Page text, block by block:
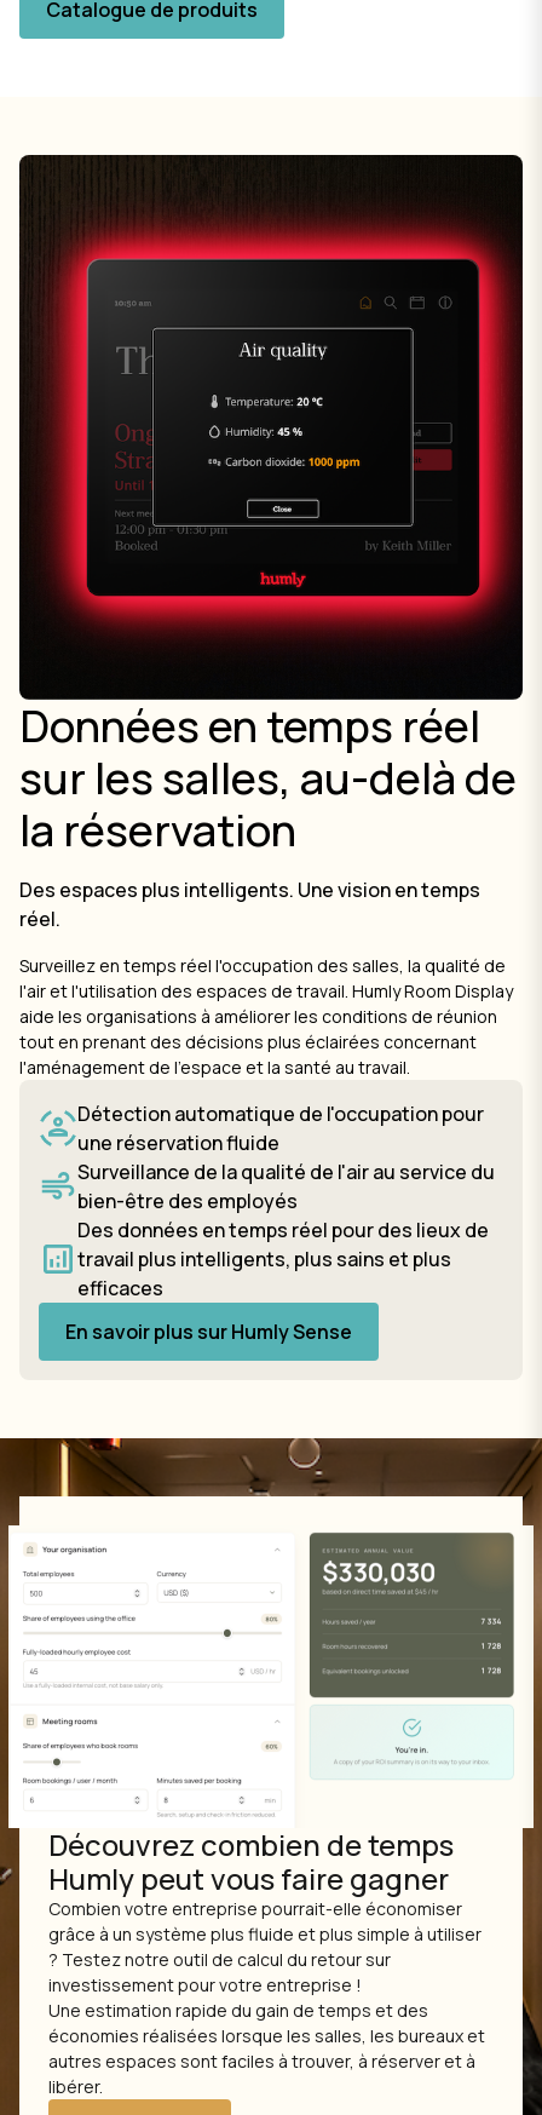
Catalogue de produits
Données en temps réel
sur les salles, au-delà de
la réservation
Des espaces plus intelligents. Une vision en temps
réel.
Surveillez en temps réel l'occupation des salles, la qualité de
l'air et l'utilisation des espaces de travail. Humly Room Display
aide les organisations à améliorer les conditions de réunion
tout en prenant des décisions plus éclairées concernant
l'aménagement de l'espace et la santé au travail.
Détection automatique de l'occupation pour
une réservation fluide
Surveillance de la qualité de l'air au service du
bien-être des employés
Des données en temps réel pour des lieux de
travail plus intelligents, plus sains et plus
efficaces
En savoir plus sur Humly Sense
Découvrez combien de temps
Humly peut vous faire gagner
Combien votre entreprise pourrait-elle économiser
grâce à un système plus fluide et plus simple à utiliser
? Testez notre outil de calcul du retour sur
investissement pour votre entreprise !
Une estimation rapide du gain de temps et des
économies réalisées lorsque les salles, les bureaux et
autres espaces sont faciles à trouver, à réserver et à
libérer.